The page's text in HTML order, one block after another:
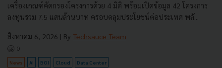
เครื่องเกณฑ์คัดกรองโครงการด้วย 4 มิติ พร้อมเปิดข้อมูล 42 โครงการ
ลงทุนรวม 7.5 แสนล้านบาท ครอบคลุมประโยชน์ต่อประเทศ พลั...
สิงหาคม 6, 2026 | By Techsauce Team
0
News AI BOI Cloud Data Center